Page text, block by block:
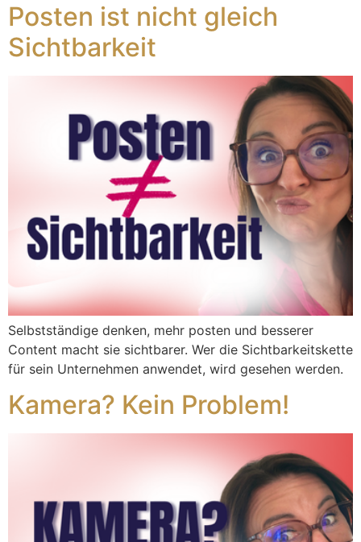
Posten ist nicht gleich
Sichtbarkeit
Selbstständige denken, mehr posten und besserer
Content macht sie sichtbarer. Wer die Sichtbarkeitskette
für sein Unternehmen anwendet, wird gesehen werden.
Kamera? Kein Problem!